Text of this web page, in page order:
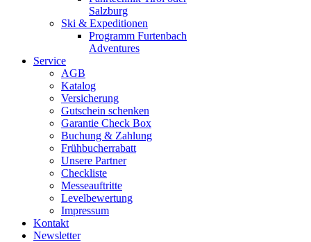
Salzburg
Ski & Expeditionen
Programm Furtenbach
Adventures
Service
AGB
Katalog
Versicherung
Gutschein schenken
Garantie Check Box
Buchung & Zahlung
Frühbucherrabatt
Unsere Partner
Checkliste
Messeauftritte
Levelbewertung
Impressum
Kontakt
Newsletter